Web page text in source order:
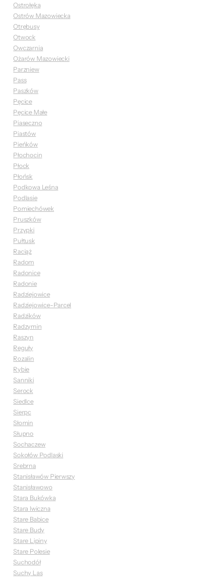
Ostrołęka
Ostrów Mazowiecka
Otrębusy
Otwock
Owczarnia
Ożarów Mazowiecki
Parzniew
Pass
Paszków
Pęcice
Pęcice Małe
Piaseczno
Piastów
Pieńków
Płochocin
Płock
Płońsk
Podkowa Leśna
Podlasie
Pomiechówek
Pruszków
Przypki
Pułtusk
Raciąż
Radom
Radonice
Radonie
Radziejowice
Radziejowice-Parcel
Radzików
Radzymin
Raszyn
Reguły
Rozalin
Rybie
Sanniki
Serock
Siedlce
Sierpc
Słomin
Słupno
Sochaczew
Sokołów Podlaski
Srebrna
Stanisławów Pierwszy
Stanisławowo
Stara Bukówka
Stara Iwiczna
Stare Babice
Stare Budy
Stare Lipiny
Stare Polesie
Suchodół
Suchy Las